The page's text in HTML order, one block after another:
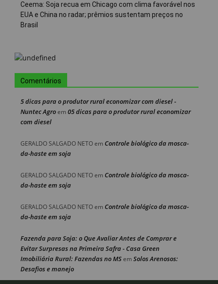
Ceema: Soja recua em Chicago com clima favorável nos
EUA e China no radar; prêmios sustentam preços no
Brasil
Comentários
5 dicas para o produtor rural economizar com diesel -
Nuntec Agroem 05 dicas para o produtor rural economizar
com diesel
GERALDO SALGADO NETOem Controle biológico da mosca-
da-haste em soja
GERALDO SALGADO NETOem Controle biológico da mosca-
da-haste em soja
GERALDO SALGADO NETOem Controle biológico da mosca-
da-haste em soja
Fazenda para Soja: o Que Avaliar Antes de Comprar e
Evitar Surpresas na Primeira Safra - Casa Green
Imobiliária Rural: Fazendas no MSem Solos Arenosos:
Desafios e manejo